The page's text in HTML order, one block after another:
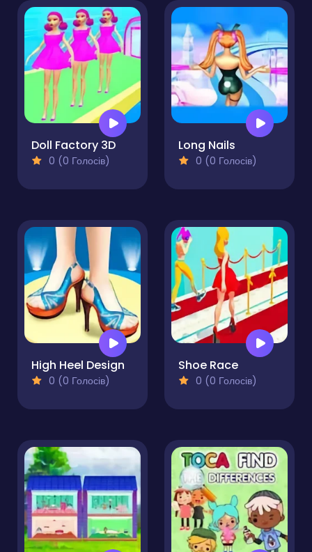
Doll Factory 3D
0 (0 Голосів)
Long Nails
0 (0 Голосів)
High Heel Design
0 (0 Голосів)
Shoe Race
0 (0 Голосів)